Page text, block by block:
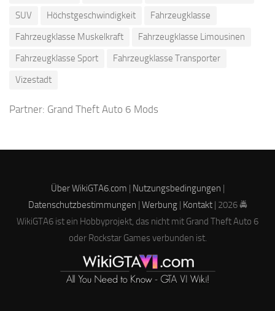
SUV
Höchstgeschwindigkeit
Fahrzeugklasse
Fahrzeugklasse Muskelkraft
Fahrzeugklasse Limousinen
Fahrzeugklasse Sport
Fahrzeugklasse Transporter
Vizestadt
Partner: Grand Theft Auto 6 Mods
Über WikiGTA6.com | Nutzungsbedingungen |
Datenschutzbestimmungen | Werbung| Kontakt| 2026 🚔
WikiGTA6 ist ein Hobbyprojekt, das nicht mit Grand Theft Auto 6
oder Rockstar Games verbunden ist.